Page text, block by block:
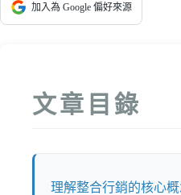
加入為 Google 偏好來源
文章目錄
理解整合行銷的核心概